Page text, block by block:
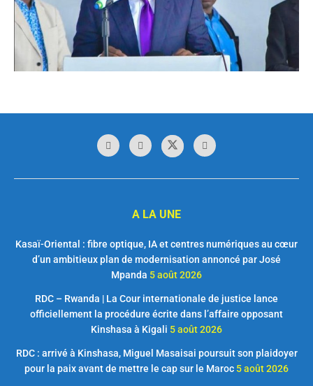
A LA UNE
Kasaï-Oriental : fibre optique, IA et centres numériques au cœur
d’un ambitieux plan de modernisation annoncé par José
Mpanda 5 août 2026
RDC – Rwanda | La Cour internationale de justice lance
officiellement la procédure écrite dans l’affaire opposant
Kinshasa à Kigali 5 août 2026
RDC : arrivé à Kinshasa, Miguel Masaisai poursuit son plaidoyer
pour la paix avant de mettre le cap sur le Maroc 5 août 2026